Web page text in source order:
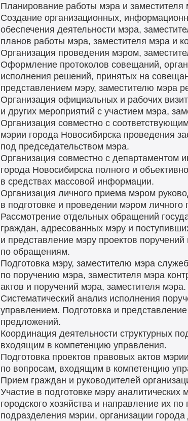
Планирование работы мэра и заместителя
Создание организационных,
обеспечения деятельности мэра,
планов работы мэра, заместителя мэра и
Организация проведения мэром,
Оформление протоколов совещаний,
исполнения решений, принятых на
представлением мэру, заместителю мэра
Организация официальных и рабочих
и других мероприятий с участием мэра,
Организация совместно с
мэрии города Новосибирска проведения
под председательством мэра.
Организация совместно с департаментом
города Новосибирска полного и
в средствах массовой информации.
Организация личного приема мэром
в подготовке и проведении мэром личного
Рассмотрение отдельных обращений
граждан, адресованных мэру и
и представление мэру проектов
по обращениям.
Подготовка мэру, заместителю мэра
по поручению мэра, заместителя мэра
актов и поручений мэра, заместителя мэра.
Систематический анализ исполнения
управлением. Подготовка и
предложений.
Координация деятельности структурных
входящим в компетенцию управления.
Подготовка проектов правовых актов
по вопросам, входящим в компетенцию
Прием граждан и руководителей
Участие в подготовке мэру аналитических
городского хозяйства и направление их
подразделения мэрии, организации